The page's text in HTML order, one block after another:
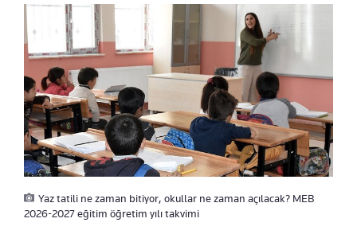
Yaz tatili ne zaman bitiyor, okullar ne zaman açılacak? MEB
2026-2027 eğitim öğretim yılı takvimi